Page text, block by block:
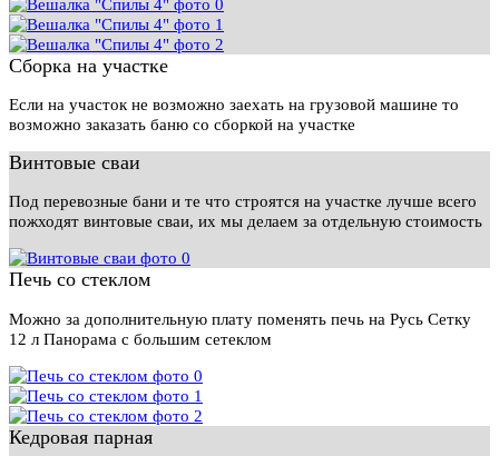
Сборка на участке
Если на участок не возможно заехать на грузовой машине то
возможно заказать баню со сборкой на участке
Винтовые сваи
Под перевозные бани и те что строятся на участке лучше всего
пожходят винтовые сваи, их мы делаем за отдельную стоимость
Печь со стеклом
Можно за дополнительную плату поменять печь на Русь Сетку
12 л Панорама с большим сетеклом
Кедровая парная